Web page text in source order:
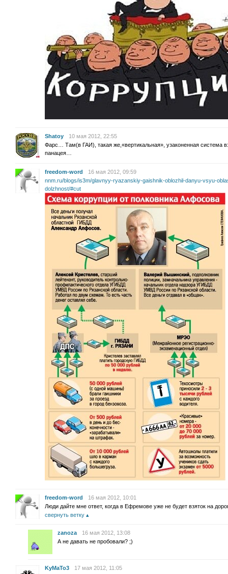
Shatoy
10 мая 2012, 22:55
Фарс… Там(в ГАИ), такая же,«вертикальная», узаконенная система
панацея…
freedom-word
16 мая 2012, 09:59
nnm.ru/blogs/is3m/glavnyy-ryazanskiy-gaishnik-oblozhil-danyu-vsyu-
dolzhnost/#cut
freedom-word
16 мая 2012, 10:01
Люди дайте мне ответ, когда в Ефремове уже не будет взяток на
свернуть ветку
zanoza
16 мая 2012, 13:08
А не давать не пробовали? ;)
KyMaTo3
17 мая 2012, 11:05